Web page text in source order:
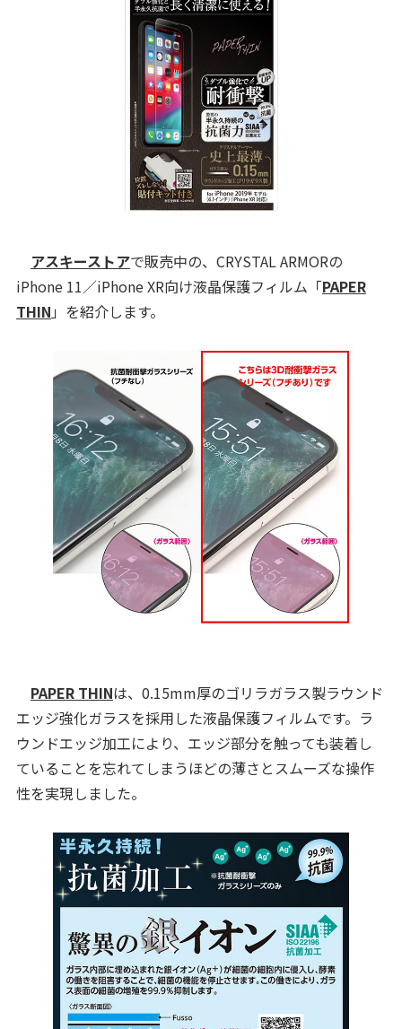
アスキーストアで販売中の、CRYSTAL ARMORの
iPhone 11／iPhone XR向け液晶保護フィルム「PAPER
THIN 」を紹介します。
PAPER THINは、0.15mm厚のゴリラガラス製ラウンド
エッジ強化ガラスを採用した液晶保護フィルムです。ラ
ウンドエッジ加工により、エッジ部分を触っても装着し
ていることを忘れてしまうほどの薄さとスムーズな操作
性を実現しました。